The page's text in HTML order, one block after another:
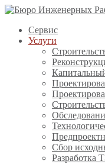
Сервис
Услуги
Сбор
Разработка